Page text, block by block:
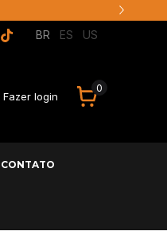
BR ES US
Fazer login
0
CONTATO